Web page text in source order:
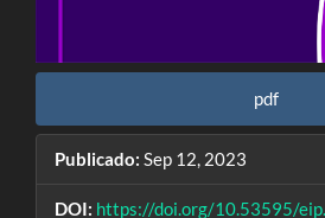
pdf
Publicado: Sep 12, 2023
DOI: https://doi.org/10.53595/